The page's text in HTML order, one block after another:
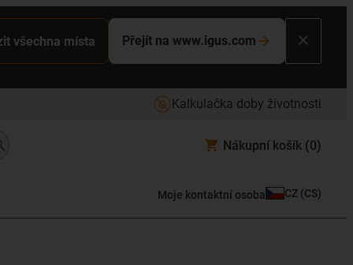
všechna místa Přejít na www.igus.com
Kalkulačka doby životnosti
Nákupní košík (0)
Moje kontaktní osoba CZ (CS)